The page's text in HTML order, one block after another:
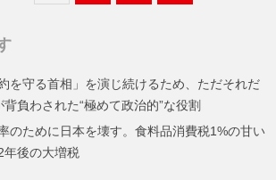
ー
ジ
ー
ジ
ー
ジ
ー
ジ
を守る首相」を演じ続けるため、ただそれだ
負わされた“極めて政治的”な役割
のために日本を壊す。食料品消費税1%の甘い
年後の大増税